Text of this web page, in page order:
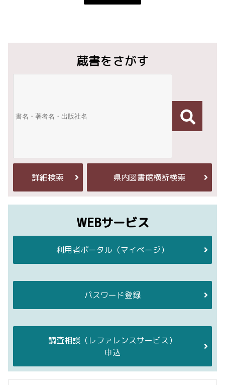
蔵書をさがす
詳細検索 県内図書館横断検索
WEBサービス
利用者ポータル （マイページ）
パスワード登録
調査相談 （レファレンスサービス）
申込